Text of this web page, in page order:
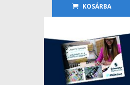
KOSÁRBA